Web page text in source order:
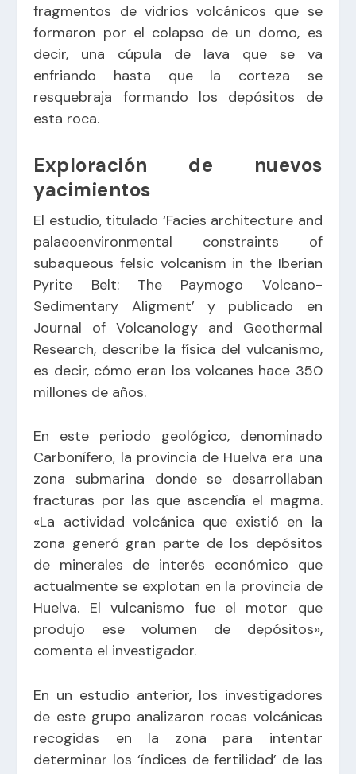
fragmentos de vidrios volcánicos que se
formaron por el colapso de un domo, es
decir, una cúpula de lava que se va
enfriando hasta que la corteza se
resquebraja formando los depósitos de
esta roca.
Exploración de nuevos
yacimientos
El estudio, titulado ‘Facies architecture and
palaeoenvironmental constraints of
subaqueous felsic volcanism in the Iberian
Pyrite Belt: The Paymogo Volcano-
Sedimentary Aligment’ y publicado en
Journal of Volcanology and Geothermal
Research, describe la física del vulcanismo,
es decir, cómo eran los volcanes hace 350
millones de años.
En este periodo geológico, denominado
Carbonífero, la provincia de Huelva era una
zona submarina donde se desarrollaban
fracturas por las que ascendía el magma.
«La actividad volcánica que existió en la
zona generó gran parte de los depósitos
de minerales de interés económico que
actualmente se explotan en la provincia de
Huelva. El vulcanismo fue el motor que
produjo ese volumen de depósitos»,
comenta el investigador.
En un estudio anterior, los investigadores
de este grupo analizaron rocas volcánicas
recogidas en la zona para intentar
determinar los ‘índices de fertilidad’ de las